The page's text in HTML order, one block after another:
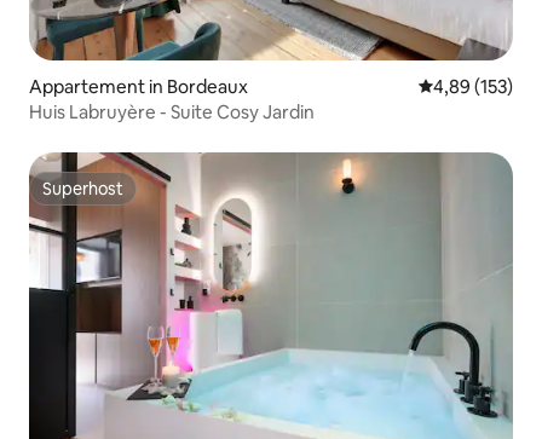
Appartement in Bordeaux Gemiddelde
4,89 (153)
Huis Labruyère - Suite Cosy Jardin
Superhost
Superhost